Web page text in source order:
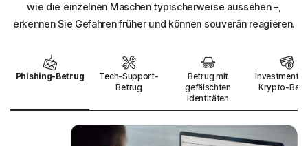
wie die einzelnen Maschen typischerweise aussehen –,
erkennen Sie Gefahren früher und können souverän reagieren.
Phishing-Betrug
Tech-Support-
Betrug
Betrug mit
gefälschten
Identitäten
Investment-
Krypto-